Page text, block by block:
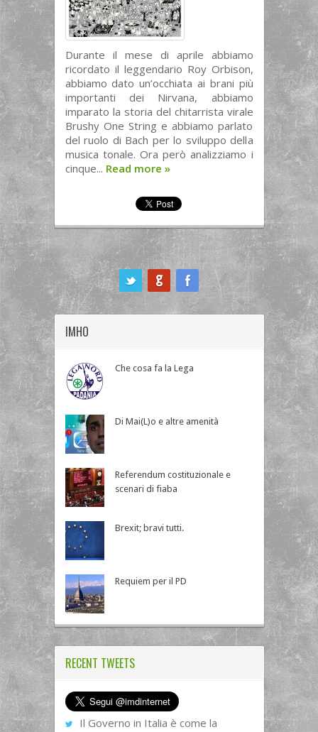
Durante il mese di aprile abbiamo
ricordato il leggendario Roy Orbison,
abbiamo dato un’occhiata ai brani più
importanti dei Nirvana, abbiamo
imparato la storia del chitarrista virale
Brushy One String e abbiamo parlato
del ruolo di Bach per lo sviluppo della
musica tonale. Ora però analizziamo i
cinque... Read more »
IMHO
Che cosa fa la Lega
Di Mai(L)o e altre amenità
Referendum costituzionale e
scenari di fiaba
Brexit; bravi tutti.
Requiem per il PD
RECENT TWEETS
Il Governo in Italia è come la